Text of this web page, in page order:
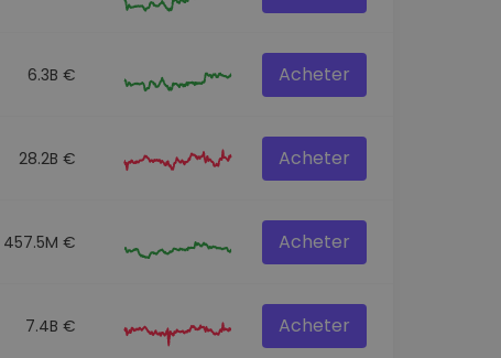
6.3B € Acheter
28.2B € Acheter
457.5M € Acheter
7.4B € Acheter